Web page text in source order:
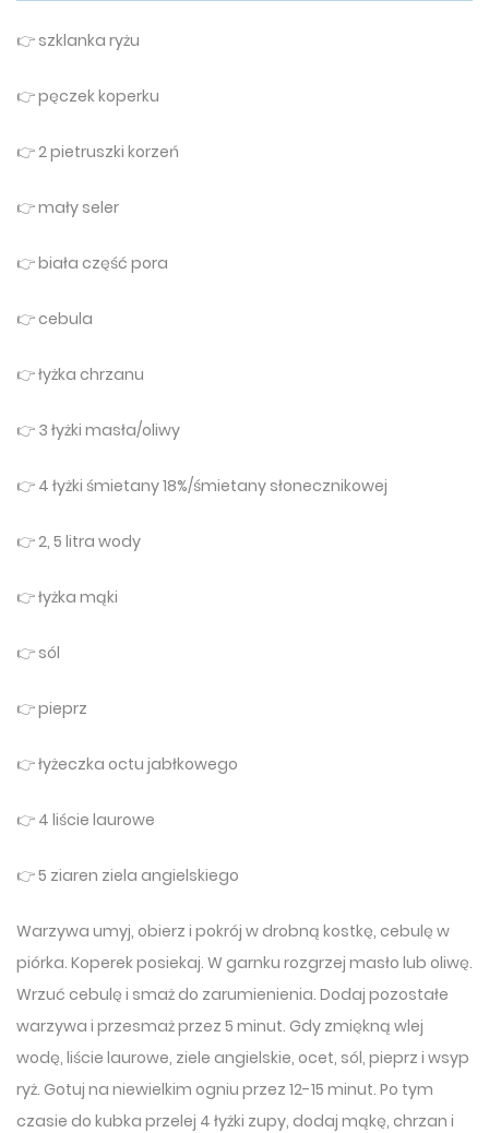
👉 szklanka ryżu
👉 pęczek koperku
👉 2 pietruszki korzeń
👉 mały seler
👉 biała część pora
👉 cebula
👉 łyżka chrzanu
👉 3 łyżki masła/oliwy
👉 4 łyżki śmietany 18%/śmietany słonecznikowej
👉 2, 5 litra wody
👉 łyżka mąki
👉 sól
👉 pieprz
👉 łyżeczka octu jabłkowego
👉 4 liście laurowe
👉 5 ziaren ziela angielskiego
Warzywa umyj, obierz i pokrój w drobną kostkę, cebulę w
piórka. Koperek posiekaj. W garnku rozgrzej masło lub oliwę.
Wrzuć cebulę i smaż do zarumienienia. Dodaj pozostałe
warzywa i przesmaż przez 5 minut. Gdy zmiękną wlej
wodę, liście laurowe, ziele angielskie, ocet, sól, pieprz i wsyp
ryż. Gotuj na niewielkim ogniu przez 12-15 minut. Po tym
czasie do kubka przelej 4 łyżki zupy, dodaj mąkę, chrzan i